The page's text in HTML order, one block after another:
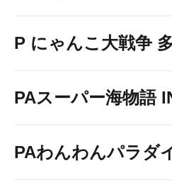
P にゃんこ大戦争
PAスーパー海物語
PAわんわんパラダ